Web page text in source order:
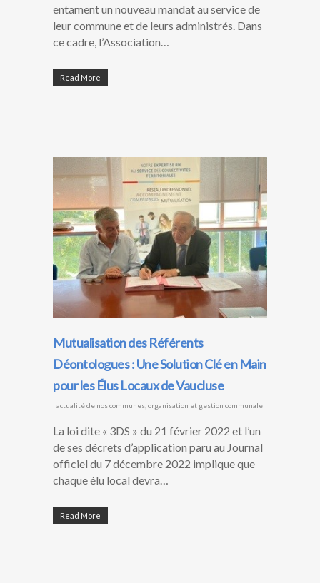
entament un nouveau mandat au service de
leur commune et de leurs administrés. Dans
ce cadre, l’Association…
Read More
Mutualisation des Référents
Déontologues : Une Solution Clé en Main
pour les Élus Locaux de Vaucluse
| actualité de nos communes organisation et gestion communale
La loi dite « 3DS » du 21 février 2022 et l’un
de ses décrets d’application paru au Journal
officiel du 7 décembre 2022 implique que
chaque élu local devra…
Read More